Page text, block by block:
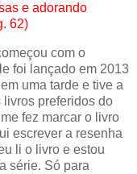
e adorando
62)
com o
foi lançado em 2013
uma tarde e tive a
livros preferidos do
fez marcar o livro
escrever a resenha
li o livro e estou
série. Só para